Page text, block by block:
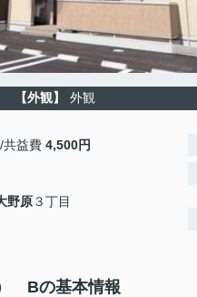
【外観】 外観
益費 4,500円
野原３丁目
Bの基本情報